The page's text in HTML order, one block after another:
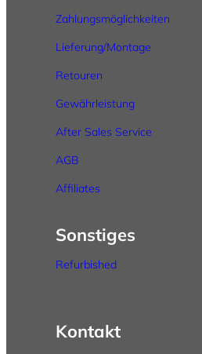
Zahlungsmöglichkeiten
Lieferung/Montage
Retouren
Gewährleistung
After Sales Service
AGB
Affiliates
Sonstiges
Refurbished
Kontakt